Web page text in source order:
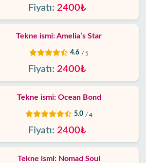
Fiyatı: 2400₺
Tekne ismi: Amelia’s Star
4.6 / 5
Fiyatı: 2400₺
Tekne ismi: Ocean Bond
5.0 / 4
Fiyatı: 2400₺
Tekne ismi: Nomad Soul